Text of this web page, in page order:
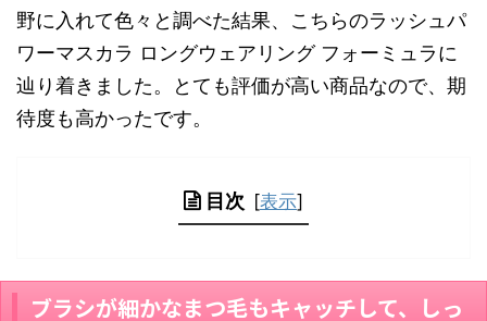
野に入れて色々と調べた結果、こちらのラッシュパ
ワーマスカラ ロングウェアリング フォーミュラに
辿り着きました。とても評価が高い商品なので、期
待度も高かったです。
目次 [表示]
ブラシが細かなまつ毛もキャッチして、しっ